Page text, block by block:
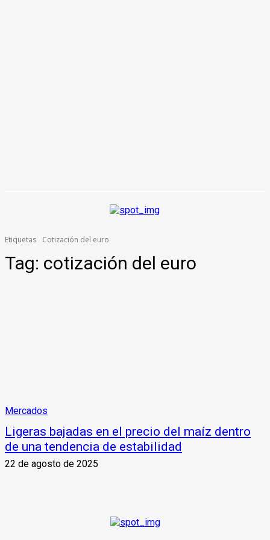
Etiquetas Cotización del euro
Tag: cotización del euro
Mercados
Ligeras bajadas en el precio del maíz dentro
de una tendencia de estabilidad
22 de agosto de 2025